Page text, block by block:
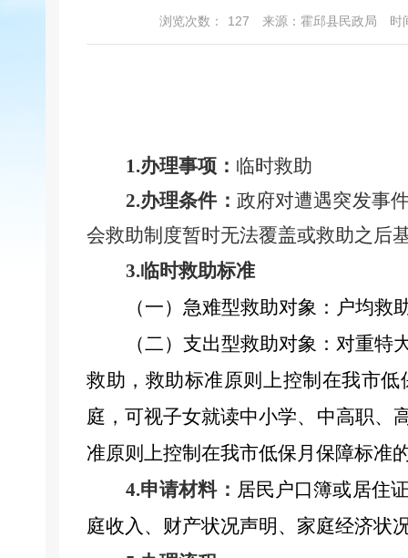
浏览次数： 127 来源：霍邱县民政局 时
1.办理事项： 临时救助
2.办理条件： 政府对遭遇突发事
会救助制度暂时无法覆盖或救助之后
3.临时救助标准
（一）急难型救助对象：户均
（二）支出型救助对象：对重
救助，救助标准原则上控制在我市低
庭，可视子女就读中小学、中高职、
准原则上控制在我市低保月保障标准
4.申请材料： 居民户口簿或居住
庭收入、财产状况声明、家庭经济状